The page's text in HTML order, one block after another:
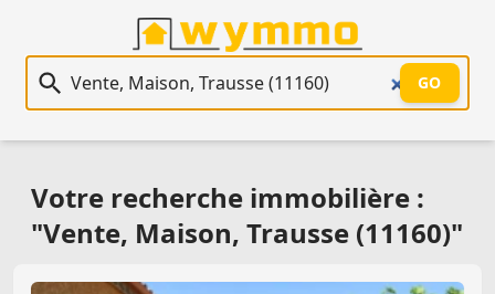
Recherche immobilière
GO
Votre recherche immobilière :
"Vente, Maison, Trausse (11160)"